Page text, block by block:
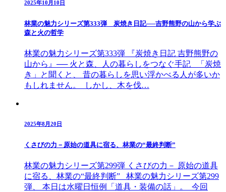
2025年10月10日
林業の魅力シリーズ第333弾 炭焼き日記──吉野熊野の山から学ぶ
森と火の哲学
林業の魅力シリーズ第333弾 『炭焼き日記 吉野熊野の
山から』── 火と森、人の暮らしをつなぐ手記 「炭焼
き」と聞くと、 昔の暮らしを思い浮かべる人が多いか
もしれません。 しかし、木を伐…
2025年8月20日
くさびの力－原始の道具に宿る、林業の“最終判断”
林業の魅力シリーズ第299弾 くさびの力－ 原始の道具
に宿る、林業の“最終判断” 林業の魅力シリーズ第299
弾、 本日は水曜日恒例「道具・装備の話」。 今回